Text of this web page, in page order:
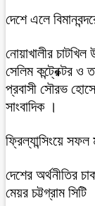
দেশে এলে
নোয়াখালীর
সেলিম কন্ট্রেক্টর ও
প্রবাসী সৌরভ
সাংবাদিক ।
ফ্রিল্যান্সিংয়ে
দেশের অর্থনীতির
মেয়র চট্টগ্রাম সিটি